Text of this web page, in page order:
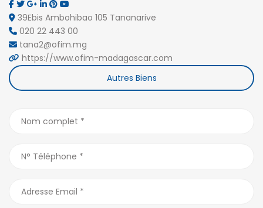
39Ebis Ambohibao 105 Tananarive
020 22 443 00
tana2@ofim.mg
https://www.ofim-madagascar.com
Autres Biens